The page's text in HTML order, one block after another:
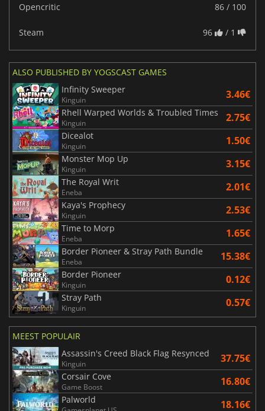
Opencritic 86 / 100
Steam 96 / 1
ALSO PUBLISHED BY YOGSCAST GAMES
Infinity Sweeper
Kinguin 3.46€
Rhell Warped Worlds & Troubled Times
Kinguin 2.75€
Dicealot
Kinguin 1.50€
Monster Mop Up
Kinguin 3.15€
The Royal Writ
Eneba 2.01€
Kaya's Prophecy
Kinguin 2.53€
Time to Morp
Eneba 1.65€
Border Pioneer & Stray Path Bundle
Eneba 15.38€
Border Pioneer
Kinguin 0.12€
Stray Path
Kinguin 0.57€
MEEST POPULAIR
Assassin's Creed Black Flag Resynced
Kinguin 37.75€
Corsair Cove
Game Boost 16.80€
Palworld 18.16€